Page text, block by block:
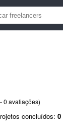
0 avaliações)
concluídos: 0